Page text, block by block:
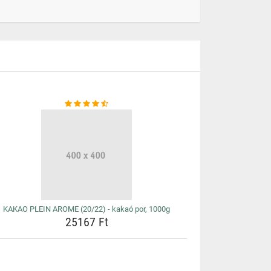
KAKAO PLEIN AROME (20/22) - kakaó por, 1000g
25167 Ft